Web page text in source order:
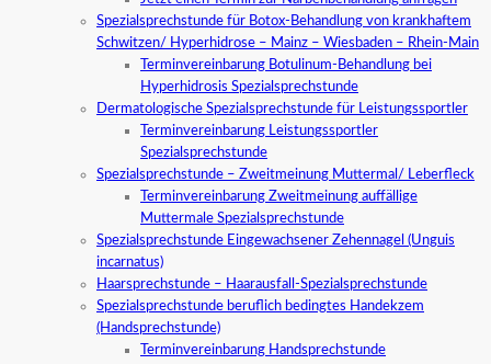
Spezialsprechstunde für Botox-Behandlung von krankhaftem
Schwitzen/ Hyperhidrose – Mainz – Wiesbaden – Rhein-Main
Terminvereinbarung Botulinum-Behandlung bei
Hyperhidrosis Spezialsprechstunde
Dermatologische Spezialsprechstunde für Leistungssportler
Terminvereinbarung Leistungssportler
Spezialsprechstunde
Spezialsprechstunde – Zweitmeinung Muttermal/ Leberfleck
Terminvereinbarung Zweitmeinung auffällige
Muttermale Spezialsprechstunde
Spezialsprechstunde Eingewachsener Zehennagel (Unguis
incarnatus)
Haarsprechstunde – Haarausfall-Spezialsprechstunde
Spezialsprechstunde beruflich bedingtes Handekzem
(Handsprechstunde)
Terminvereinbarung Handsprechstunde